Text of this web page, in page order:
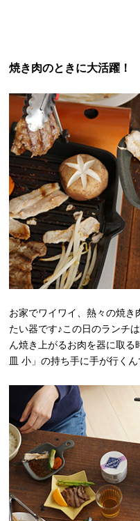
焼き肉のときに大活躍！
お家でワイワイ、熱々の焼き
たい器です♪この日のランチ
ん焼き上がるお肉を器に取
皿 小」の持ち手に手が行くん